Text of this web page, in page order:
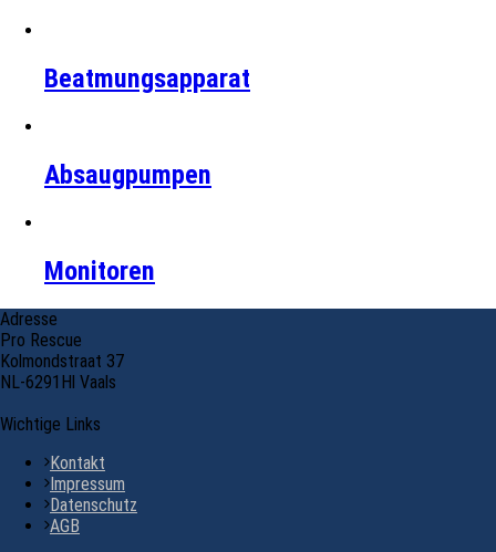
Beatmungsapparat
Absaugpumpen
Monitoren
Adresse
Pro Rescue
Kolmondstraat 37
NL-6291Hl Vaals
Wichtige Links
Kontakt
Impressum
Datenschutz
AGB